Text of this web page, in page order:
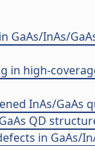
GaAs/InAs/
in high-
InAs/GaAs
QD
in GaAs/